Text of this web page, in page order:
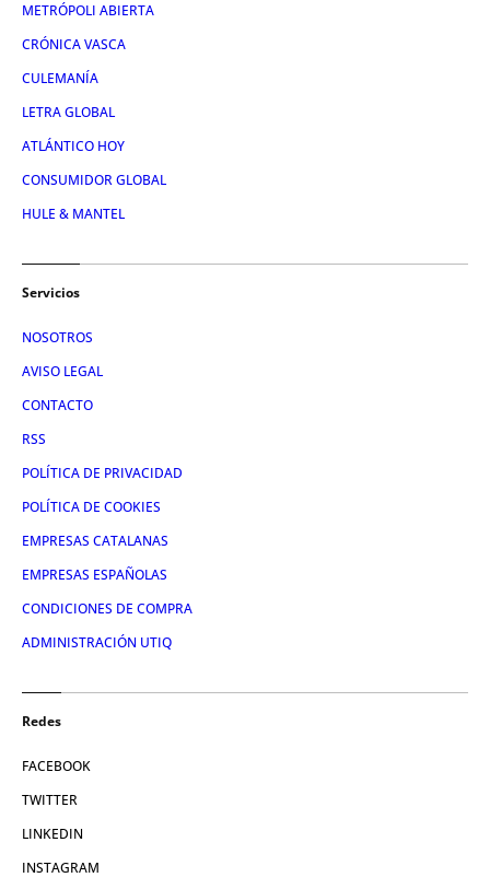
METRÓPOLI ABIERTA
CRÓNICA VASCA
CULEMANÍA
LETRA GLOBAL
ATLÁNTICO HOY
CONSUMIDOR GLOBAL
HULE & MANTEL
Servicios
NOSOTROS
AVISO LEGAL
CONTACTO
RSS
POLÍTICA DE PRIVACIDAD
POLÍTICA DE COOKIES
EMPRESAS CATALANAS
EMPRESAS ESPAÑOLAS
CONDICIONES DE COMPRA
ADMINISTRACIÓN UTIQ
Redes
FACEBOOK
TWITTER
LINKEDIN
INSTAGRAM